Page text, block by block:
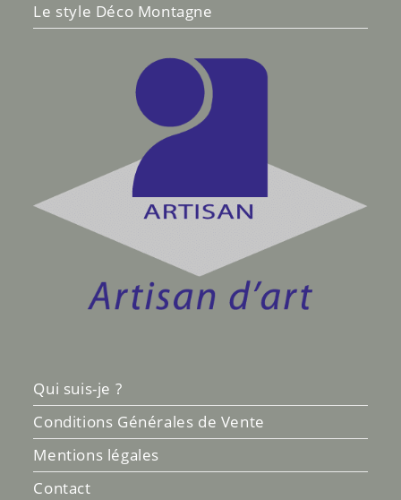
Le style Déco Montagne
Qui suis-je ?
Conditions Générales de Vente
Mentions légales
Contact